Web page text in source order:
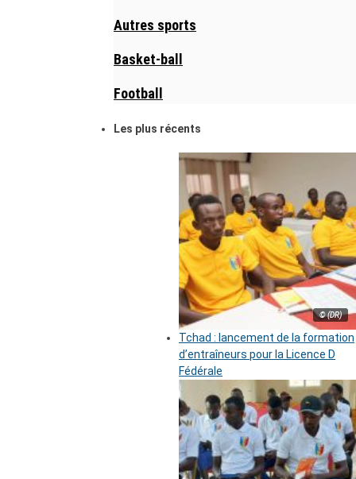
Autres sports
Basket-ball
Football
Les plus récents
© (DR)
Tchad : lancement de la formation
d’entraîneurs pour la Licence D
Fédérale